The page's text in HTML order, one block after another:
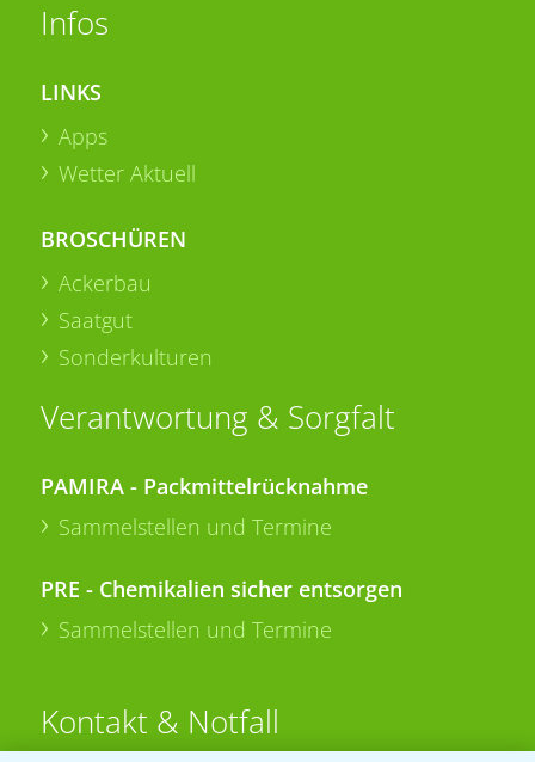
Infos
LINKS
Apps
Wetter Aktuell
BROSCHÜREN
Ackerbau
Saatgut
Sonderkulturen
Verantwortung & Sorgfalt
PAMIRA - Packmittelrücknahme
Sammelstellen und Termine
PRE - Chemikalien sicher entsorgen
Sammelstellen und Termine
Kontakt & Notfall